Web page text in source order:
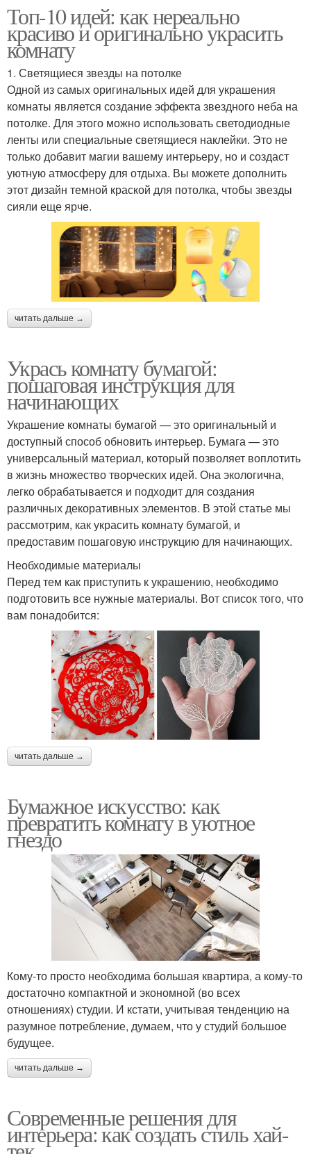
Топ-10 идей: как нереально
красиво и оригинально украсить
комнату
1. Светящиеся звезды на потолке
Одной из самых оригинальных идей для украшения
комнаты является создание эффекта звездного неба на
потолке. Для этого можно использовать светодиодные
ленты или специальные светящиеся наклейки. Это не
только добавит магии вашему интерьеру, но и создаст
уютную атмосферу для отдыха. Вы можете дополнить
этот дизайн темной краской для потолка, чтобы звезды
сияли еще ярче.
читать дальше →
Укрась комнату бумагой:
пошаговая инструкция для
начинающих
Украшение комнаты бумагой — это оригинальный и
доступный способ обновить интерьер. Бумага — это
универсальный материал, который позволяет воплотить
в жизнь множество творческих идей. Она экологична,
легко обрабатывается и подходит для создания
различных декоративных элементов. В этой статье мы
рассмотрим, как украсить комнату бумагой, и
предоставим пошаговую инструкцию для начинающих.
Необходимые материалы
Перед тем как приступить к украшению, необходимо
подготовить все нужные материалы. Вот список того, что
вам понадобится:
читать дальше →
Бумажное искусство: как
превратить комнату в уютное
гнездо
Кому-то просто необходима большая квартира, а кому-то
достаточно компактной и экономной (во всех
отношениях) студии. И кстати, учитывая тенденцию на
разумное потребление, думаем, что у студий большое
будущее.
читать дальше →
Современные решения для
интерьера: как создать стиль хай-